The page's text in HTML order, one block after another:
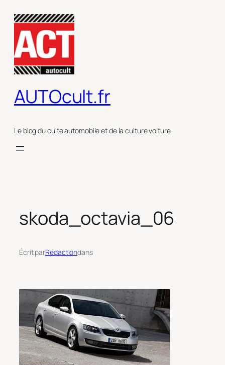
contenu
AUTOcult.fr
Le blog du culte automobile et de la culture voiture
skoda_octavia_06
Écrit parRédactiondans